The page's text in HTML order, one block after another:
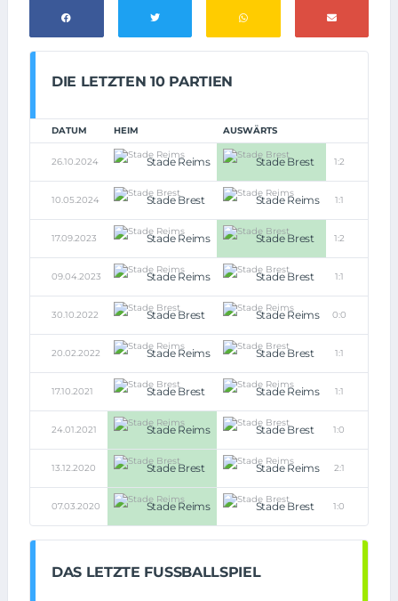
DIE LETZTEN 10 PARTIEN
DATUM HEIM AUSWÄRTS
26.10.2024 Stade Reims Stade Brest 1:2
10.05.2024 Stade Brest Stade Reims 1:1
17.09.2023 Stade Reims Stade Brest 1:2
09.04.2023 Stade Reims Stade Brest 1:1
30.10.2022 Stade Brest Stade Reims 0:0
20.02.2022 Stade Reims Stade Brest 1:1
17.10.2021 Stade Brest Stade Reims 1:1
24.01.2021 Stade Reims Stade Brest 1:0
13.12.2020 Stade Brest Stade Reims 2:1
07.03.2020 Stade Reims Stade Brest 1:0
DAS LETZTE FUSSBALLSPIEL